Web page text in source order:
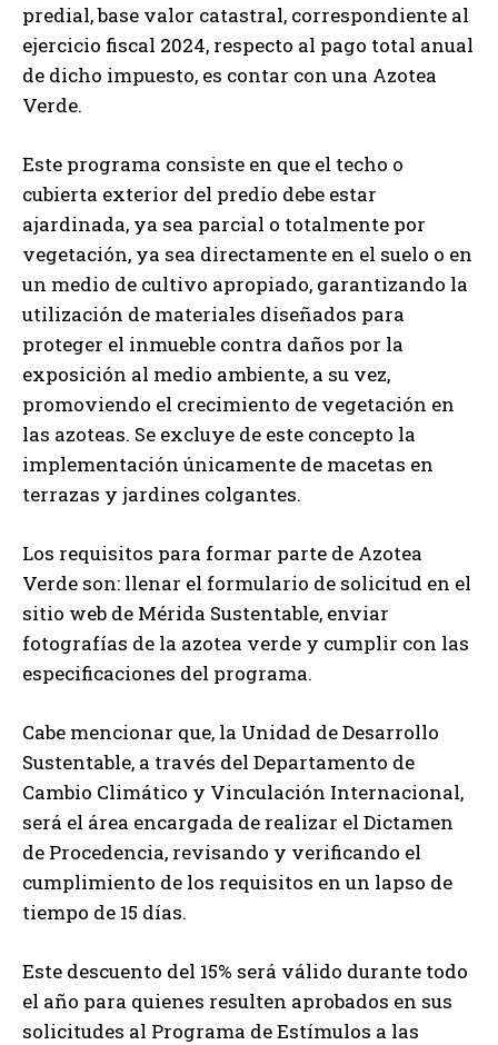
predial, base valor catastral, correspondiente al
ejercicio fiscal 2024, respecto al pago total anual
de dicho impuesto, es contar con una Azotea
Verde.
Este programa consiste en que el techo o
cubierta exterior del predio debe estar
ajardinada, ya sea parcial o totalmente por
vegetación, ya sea directamente en el suelo o en
un medio de cultivo apropiado, garantizando la
utilización de materiales diseñados para
proteger el inmueble contra daños por la
exposición al medio ambiente, a su vez,
promoviendo el crecimiento de vegetación en
las azoteas. Se excluye de este concepto la
implementación únicamente de macetas en
terrazas y jardines colgantes.
Los requisitos para formar parte de Azotea
Verde son: llenar el formulario de solicitud en el
sitio web de Mérida Sustentable, enviar
fotografías de la azotea verde y cumplir con las
especificaciones del programa.
Cabe mencionar que, la Unidad de Desarrollo
Sustentable, a través del Departamento de
Cambio Climático y Vinculación Internacional,
será el área encargada de realizar el Dictamen
de Procedencia, revisando y verificando el
cumplimiento de los requisitos en un lapso de
tiempo de 15 días.
Este descuento del 15% será válido durante todo
el año para quienes resulten aprobados en sus
solicitudes al Programa de Estímulos a las